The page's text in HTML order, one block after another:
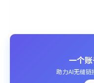
一个
助力AI无缝